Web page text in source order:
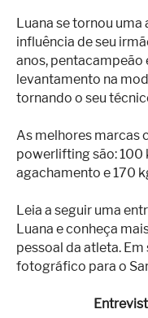
Luana se tornou
influência de seu
anos,
levantamento na
tornando o seu
As melhores marcas
powerlifting são: 100
agachamento e 170
Leia a seguir uma
Luana e conheça
pessoal da atleta.
fotográfico para o